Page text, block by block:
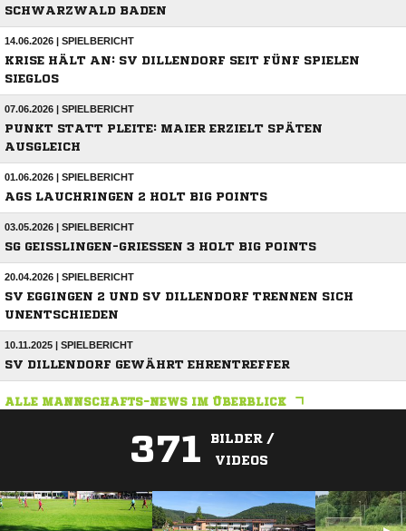
SCHWARZWALD BADEN
14.06.2026 | SPIELBERICHT
KRISE HÄLT AN: SV DILLENDORF SEIT FÜNF SPIELEN
SIEGLOS
07.06.2026 | SPIELBERICHT
PUNKT STATT PLEITE: MAIER ERZIELT SPÄTEN
AUSGLEICH
01.06.2026 | SPIELBERICHT
AGS LAUCHRINGEN 2 HOLT BIG POINTS
03.05.2026 | SPIELBERICHT
SG GEISSLINGEN-GRIESSEN 3 HOLT BIG POINTS
20.04.2026 | SPIELBERICHT
SV EGGINGEN 2 UND SV DILLENDORF TRENNEN SICH
UNENTSCHIEDEN
10.11.2025 | SPIELBERICHT
SV DILLENDORF GEWÄHRT EHRENTREFFER
ALLE MANNSCHAFTS-NEWS IM ÜBERBLICK
371
BILDER /
VIDEOS